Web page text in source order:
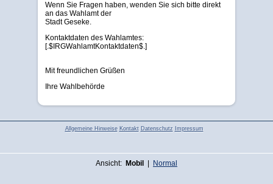
Wenn Sie Fragen haben, wenden Sie sich bitte direkt
an das Wahlamt der
Stadt Geseke.
Kontaktdaten des Wahlamtes:
[.$IRGWahlamtKontaktdaten$.]
Mit freundlichen Grüßen
Ihre Wahlbehörde
Allgemeine Hinweise Kontakt Datenschutz Impressum
Ansicht: Mobil Normal